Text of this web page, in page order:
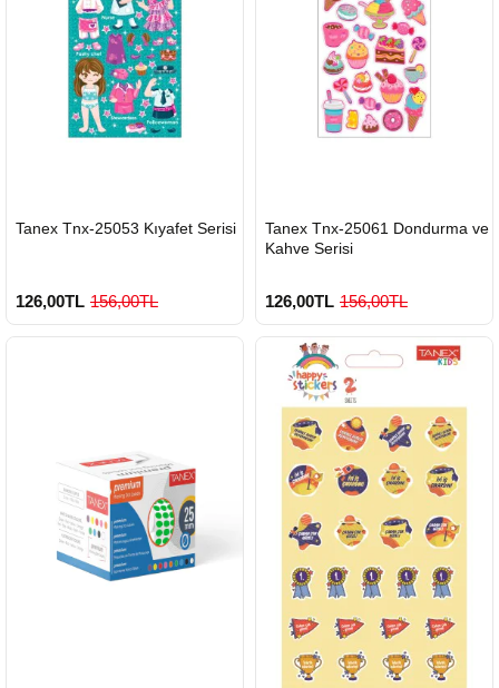
GÖNDERİ
Tanex Tnx-25053 Kıyafet Serisi
126,00TL 156,00TL
GÖNDERİ
Tanex Tnx-25061 Dondurma ve
Kahve Serisi
126,00TL 156,00TL